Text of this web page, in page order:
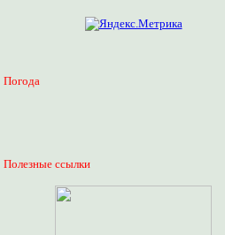
Погода
Полезные ссылки